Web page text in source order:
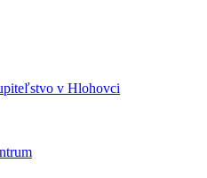
v Hlohovci